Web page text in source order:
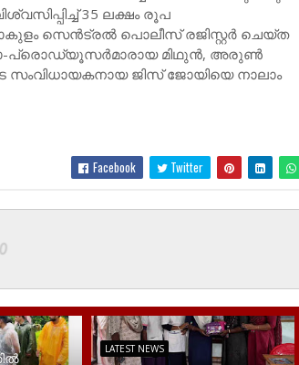
35 ലക്ഷം രൂപ
സെൻട്രൽ പൊലീസ് രജിസ്റ്റർ ചെയ്ത
കോ-പ്രൊഡ്യൂസർമാരായ മിഥുൻ, അരുൺ
സംവിധായകനായ ജിസ് ജോയിയെ നാലാം
Facebook Twitter
LATEST NEWS